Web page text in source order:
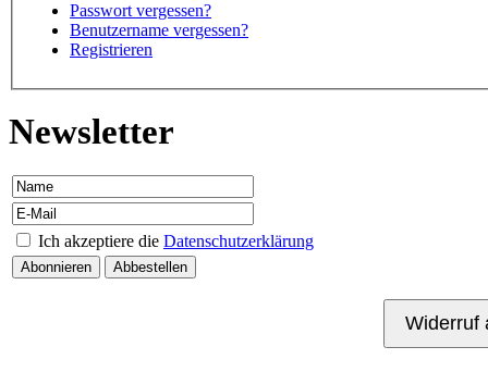
Passwort vergessen?
Benutzername vergessen?
Registrieren
Newsletter
Ich akzeptiere die Datenschutzerklärung